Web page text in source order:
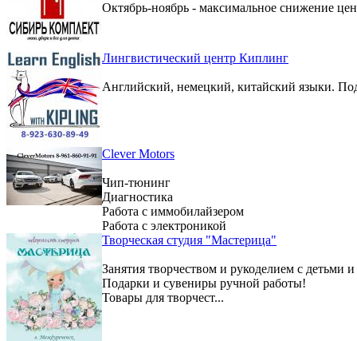
Октябрь-ноябрь - максимальное снижение
Лингвистический центр Киплинг
Английский, немецкий, китайский языки.
Clever Motors
Чип-тюнинг
Диагностика
Работа с иммобилайзером
Работа с электроникой
Творческая студия "Мастерица"
Занятия творчеством и рукоделием с детьми
Подарки и сувениры ручной работы!
Товары для творчест...